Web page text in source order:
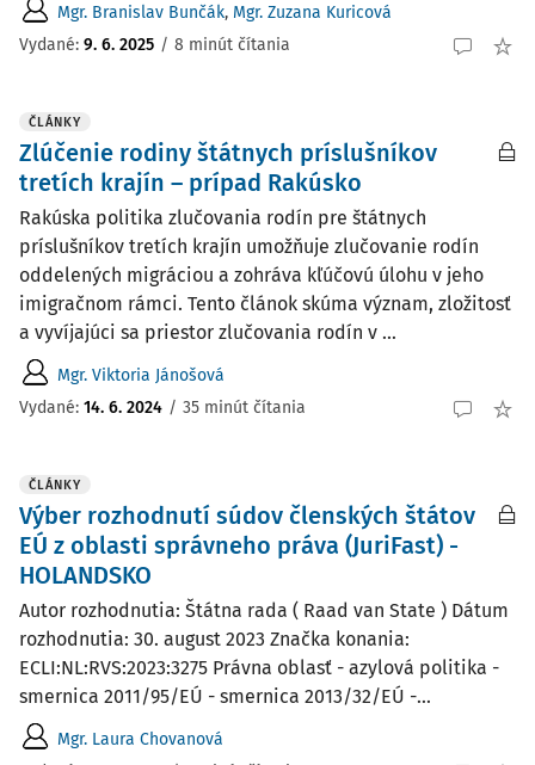
Mgr. Branislav Bunčák, Mgr. Zuzana Kuricová
Vydané: 9. 6. 2025 / 8 minút čítania
ČLÁNKY
Zlúčenie rodiny štátnych príslušníkov
tretích krajín – prípad Rakúsko
Rakúska politika zlučovania rodín pre štátnych
príslušníkov tretích krajín umožňuje zlučovanie rodín
oddelených migráciou a zohráva kľúčovú úlohu v jeho
imigračnom rámci. Tento článok skúma význam, zložitosť
a vyvíjajúci sa priestor zlučovania rodín v ...
Mgr. Viktoria Jánošová
Vydané: 14. 6. 2024 / 35 minút čítania
ČLÁNKY
Výber rozhodnutí súdov členských štátov
EÚ z oblasti správneho práva (JuriFast) -
HOLANDSKO
Autor rozhodnutia: Štátna rada ( Raad van State ) Dátum
rozhodnutia: 30. august 2023 Značka konania:
ECLI:NL:RVS:2023:3275 Právna oblasť - azylová politika -
smernica 2011/95/EÚ - smernica 2013/32/EÚ -...
Mgr. Laura Chovanová